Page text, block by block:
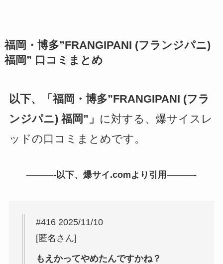
福岡・博多”FRANGIPANI (フランジパニ)
福岡” 口コミまとめ
以下、「福岡・博多”FRANGIPANI (フラ
ンジパニ) 福岡”」 に対する、爆サイスレ
ッドの口コミまとめです。
———-以下、爆サイ.comより引用———-
#416 2025/11/10
[匿名さん]
もえかってやめたんですかね？